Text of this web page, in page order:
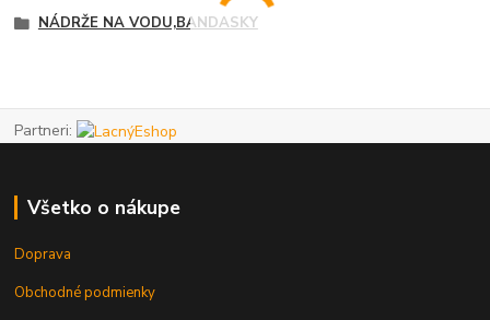
NÁDRŽE NA VODU,BANDASKY
Partneri:
Všetko o nákupe
Doprava
Obchodné podmienky